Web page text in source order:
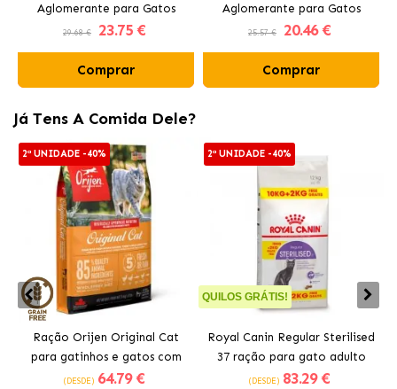
Aglomerante para Gatos
Carvão Ativo
29.68 € 23.75 €
Comprar
Aglomerante para Gatos
Aroma Fresh
25.57 € 20.46 €
Comprar
Já Tens A Comida Dele?
2ª UNIDADE -40%
Ração Orijen Original Cat
para gatinhos e gatos com
frango
(DESDE) 64.79 €
2ª UNIDADE -40%
QUILOS GRÁTIS!
Royal Canin Regular Sterilised
37 ração para gato adulto
esterilizado
(DESDE) 83.29 €